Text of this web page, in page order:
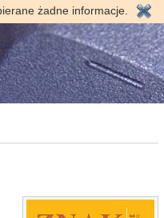
żadne informacje.